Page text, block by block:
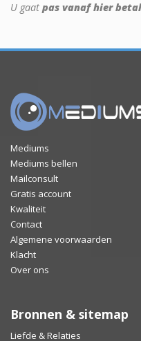
U gaat pas vanaf hier
Mediums
Mediums bellen
Mailconsult
Gratis account
Kwaliteit
Contact
Algemene voorwaarden
Klacht
Over ons
Bronnen & sitemap
Liefde & Relaties